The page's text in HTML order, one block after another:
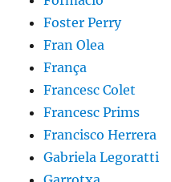
Foster Perry
Fran Olea
França
Francesc Colet
Francesc Prims
Francisco Herrera
Gabriela Legoratti